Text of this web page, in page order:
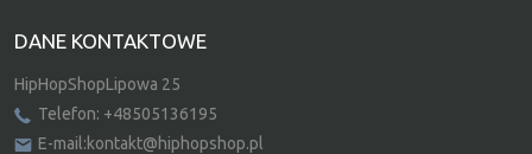
DANE KONTAKTOWE
HipHopShopLipowa 25
Telefon: +48505136195
E-mail:kontakt@hiphopshop.pl